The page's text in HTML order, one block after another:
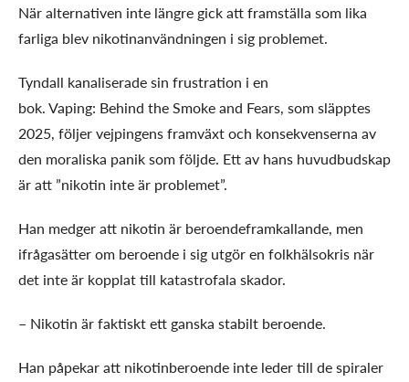
När alternativen inte längre gick att framställa som lika
farliga blev nikotinanvändningen i sig problemet.
Tyndall kanaliserade sin frustration i en
bok. Vaping: Behind the Smoke and Fears, som släpptes
2025, följer vejpingens framväxt och konsekvenserna av
den moraliska panik som följde. Ett av hans huvudbudskap
är att ”nikotin inte är problemet”.
Han medger att nikotin är beroendeframkallande, men
ifrågasätter om beroende i sig utgör en folkhälsokris när
det inte är kopplat till katastrofala skador.
– Nikotin är faktiskt ett ganska stabilt beroende.
Han påpekar att nikotinberoende inte leder till de spiraler